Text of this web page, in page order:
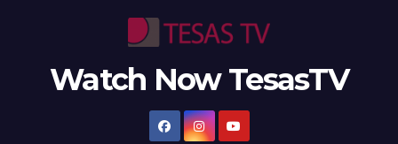
Watch Now TesasTV